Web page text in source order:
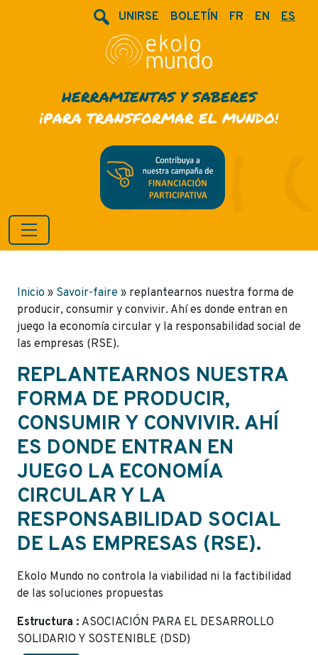
UNIRSE BOLETÍN FR EN ES
HERRAMIENTAS Y SABERES
¡PARA TRANSFORMAR EL MUNDO!
Inicio » Savoir-faire » replantearnos nuestra forma de
producir, consumir y convivir. Ahí es donde entran en
juego la economía circular y la responsabilidad social de
las empresas (RSE).
REPLANTEARNOS NUESTRA
FORMA DE PRODUCIR,
CONSUMIR Y CONVIVIR. AHÍ
ES DONDE ENTRAN EN
JUEGO LA ECONOMÍA
CIRCULAR Y LA
RESPONSABILIDAD SOCIAL
DE LAS EMPRESAS (RSE).
Ekolo Mundo no controla la viabilidad ni la factibilidad
de las soluciones propuestas
Estructura : ASOCIACIÓN PARA EL DESARROLLO
SOLIDARIO Y SOSTENIBLE (DSD)